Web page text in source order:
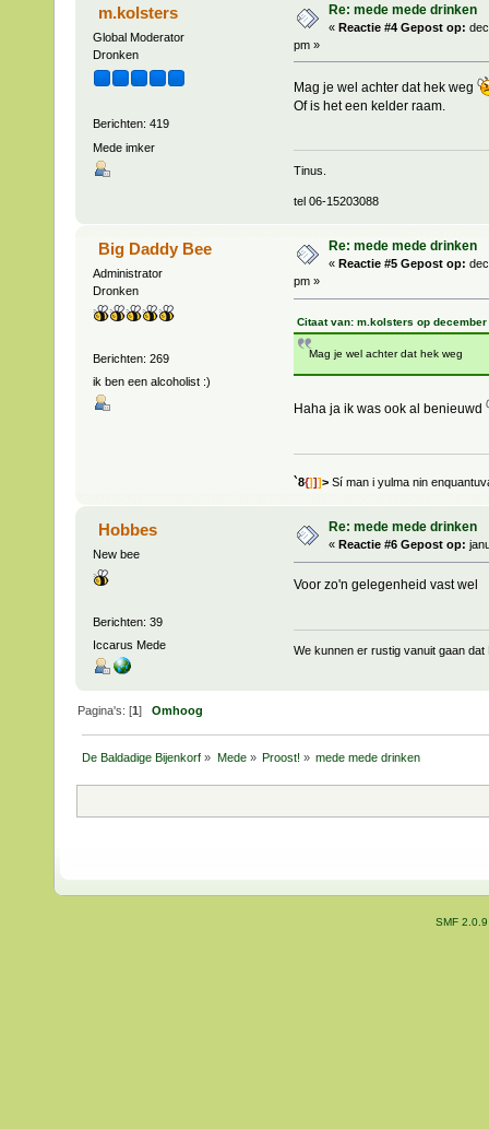
m.kolsters
Global Moderator
Dronken
Berichten: 419
Mede imker
Re: mede mede drinken
« Reactie #4 Gepost op:
pm »
Mag je wel achter dat hek weg
Of is het een kelder raam.
Tinus.
tel 06-15203088
Big Daddy Bee
Administrator
Dronken
Berichten: 269
ik ben een alcoholist :)
Re: mede mede drinken
« Reactie #5 Gepost op:
pm »
Citaat van: m.kolsters op
Mag je wel achter dat hek weg
Haha ja ik was ook al benieuwd
`8{]]]>Sí man i yulma nin
Hobbes
New bee
Berichten: 39
Iccarus Mede
Re: mede mede drinken
« Reactie #6 Gepost op:
Voor zo'n gelegenheid vast wel
We kunnen er rustig vanuit gaan
Pagina's: [1]Omhoog
De Baldadige Bijenkorf » Mede» Proost! » mede mede drinken
SMF 2.0.9